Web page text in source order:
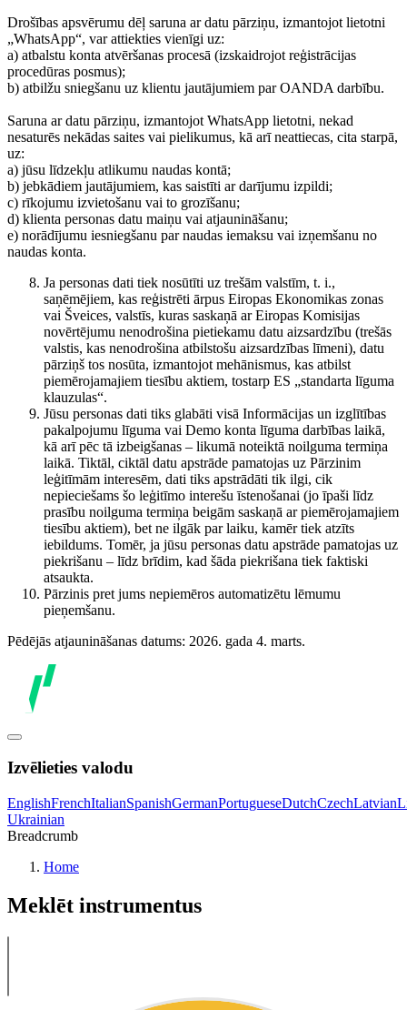
Drošības apsvērumu dēļ saruna ar datu pārziņu, izmantojot lietotni
„WhatsApp“, var attiekties vienīgi uz:
a) atbalstu konta atvēršanas procesā (izskaidrojot reģistrācijas
procedūras posmus);
b) atbilžu sniegšanu uz klientu jautājumiem par OANDA darbību.
Saruna ar datu pārziņu, izmantojot WhatsApp lietotni, nekad
nesaturēs nekādas saites vai pielikumus, kā arī neattiecas, cita starpā,
uz:
a) jūsu līdzekļu atlikumu naudas kontā;
b) jebkādiem jautājumiem, kas saistīti ar darījumu izpildi;
c) rīkojumu izvietošanu vai to grozīšanu;
d) klienta personas datu maiņu vai atjaunināšanu;
e) norādījumu iesniegšanu par naudas iemaksu vai izņemšanu no
naudas konta.
Ja personas dati tiek nosūtīti uz trešām valstīm, t. i.,
saņēmējiem, kas reģistrēti ārpus Eiropas Ekonomikas zonas
vai Šveices, valstīs, kuras saskaņā ar Eiropas Komisijas
novērtējumu nenodrošina pietiekamu datu aizsardzību (trešās
valstis, kas nenodrošina atbilstošu aizsardzības līmeni), datu
pārziņš tos nosūta, izmantojot mehānismus, kas atbilst
piemērojamajiem tiesību aktiem, tostarp ES „standarta līguma
klauzulas“.
Jūsu personas dati tiks glabāti visā Informācijas un izglītības
pakalpojumu līguma vai Demo konta līguma darbības laikā,
kā arī pēc tā izbeigšanas – likumā noteiktā noilguma termiņa
laikā. Tiktāl, ciktāl datu apstrāde pamatojas uz Pārzinim
leģitīmām interesēm, dati tiks apstrādāti tik ilgi, cik
nepieciešams šo leģitīmo interešu īstenošanai (jo īpaši līdz
prasību noilguma termiņa beigām saskaņā ar piemērojamajiem
tiesību aktiem), bet ne ilgāk par laiku, kamēr tiek atzīts
iebildums. Tomēr, ja jūsu personas datu apstrāde pamatojas uz
piekrišanu – līdz brīdim, kad šāda piekrišana tiek faktiski
atsaukta.
Pārzinis pret jums nepiemēros automatizētu lēmumu
pieņemšanu.
Pēdējās atjaunināšanas datums: 2026. gada 4. marts.
Izvēlieties valodu
EnglishFrenchItalianSpanishGermanPortugueseDutchCzechLatvian
Ukrainian
Breadcrumb
Home
Meklēt instrumentus